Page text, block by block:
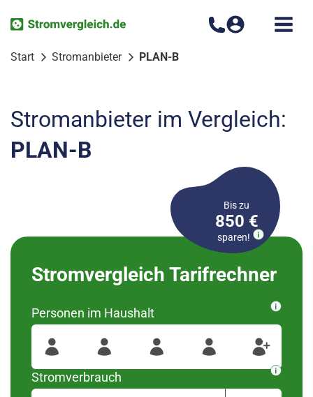
Inhalt
Start
Stromanbieter PLAN-B
Stromanbieter im Vergleich:
PLAN-B
Stromvergleich Tarifrechner
Bis zu
850 €
sparen!
Personen im Haushalt
Stromverbrauch
Bitte wählen Sie Ihren
Ortsteil aus
Für Ihre Postleitzahl
#####
wurden diese Regionen
gefunden